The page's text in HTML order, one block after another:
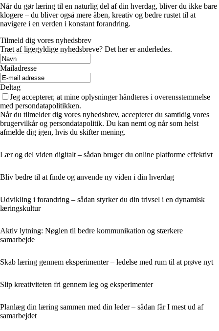
Når du gør læring til en naturlig del af din hverdag, bliver du ikke bare
klogere – du bliver også mere åben, kreativ og bedre rustet til at
navigere i en verden i konstant forandring.
Tilmeld dig vores nyhedsbrev
Træt af ligegyldige nyhedsbreve? Det her er anderledes.
Mailadresse
Deltag
Jeg accepterer, at mine oplysninger håndteres i overensstemmelse
med persondatapolitikken.
Når du tilmelder dig vores nyhedsbrev, accepterer du samtidig vores
brugervilkår og persondatapolitik. Du kan nemt og når som helst
afmelde dig igen, hvis du skifter mening.
Lær og del viden digitalt – sådan bruger du online platforme effektivt
Bliv bedre til at finde og anvende ny viden i din hverdag
Udvikling i forandring – sådan styrker du din trivsel i en dynamisk
læringskultur
Aktiv lytning: Nøglen til bedre kommunikation og stærkere
samarbejde
Skab læring gennem eksperimenter – ledelse med rum til at prøve nyt
Slip kreativiteten fri gennem leg og eksperimenter
Planlæg din læring sammen med din leder – sådan får I mest ud af
samarbejdet